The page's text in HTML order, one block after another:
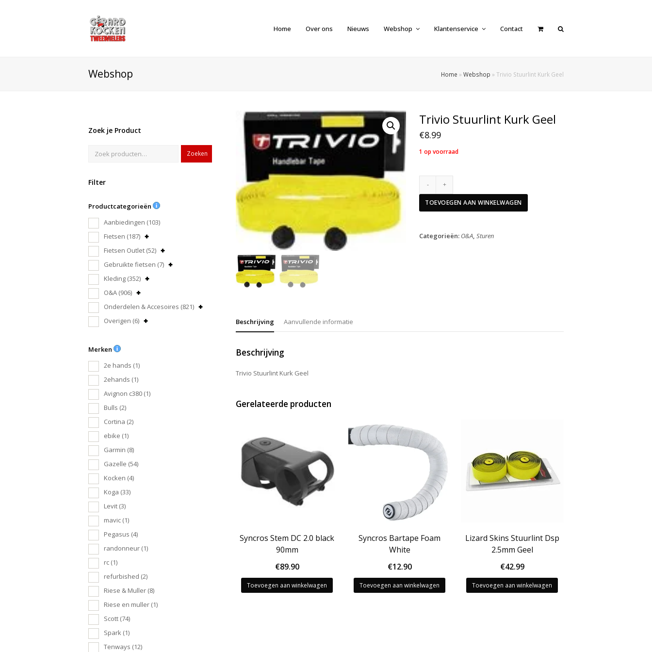
Home Over ons Nieuws Webshop Klantenservice Contact
Webshop Home » Webshop » Trivio Stuurlint Kurk Geel
Zoek je Product
Zoeken
Filter
Productcategorieën
Aanbiedingen (103)
Fietsen (187)
Fietsen Outlet (52)
Gebruikte fietsen (7)
Kleding (352)
O&A (906)
Onderdelen & Accesoires (821)
Overigen (6)
Merken
2e hands (1)
2ehands (1)
Avignon c380 (1)
Bulls (2)
Cortina (2)
ebike (1)
Garmin (8)
Gazelle (54)
Kocken (4)
Koga (33)
Levit (3)
mavic (1)
Pegasus (4)
randonneur (1)
rc (1)
refurbished (2)
Riese & Muller (8)
Riese en muller (1)
Scott (74)
Spark (1)
Tenways (12)
Trivio Stuurlint Kurk Geel
€8.99
1 op voorraad
Kurk
Geel
TOEVOEGEN AAN WINKELWAGEN
Categorieën: O&A,Sturen
Beschrijving Aanvullende informatie
Beschrijving
Trivio Stuurlint Kurk Geel
Gerelateerde producten
Syncros Stem DC 2.0 black
90mm
€89.90
Toevoegen aan winkelwagen
Syncros Bartape Foam
White
€12.90
Toevoegen aan winkelwagen
Lizard Skins Stuurlint Dsp
2.5mm Geel
€42.99
Toevoegen aan winkelwagen